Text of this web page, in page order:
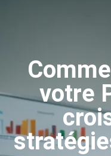
votre